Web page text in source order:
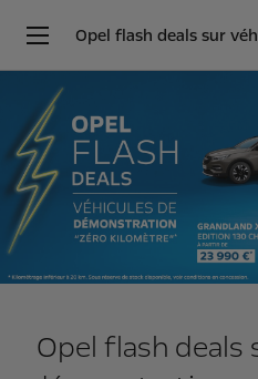
Opel flash deals